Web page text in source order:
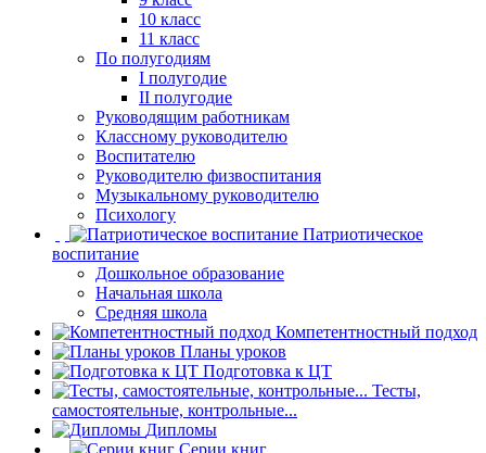
10 класс
11 класс
По полугодиям
I полугодие
II полугодие
Руководящим работникам
Классному руководителю
Воспитателю
Руководителю физвоспитания
Музыкальному руководителю
Психологу
Патриотическое
воспитание
Дошкольное образование
Начальная школа
Средняя школа
Компетентностный подход
Планы уроков
Подготовка к ЦТ
Тесты,
самостоятельные, контрольные...
Дипломы
Серии книг